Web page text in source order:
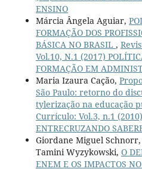
ENSINO
Márcia Ângela Aguiar,
FORMAÇÃO DOS
BÁSICA NO BRASIL ,
Vol.10, N.1 (2017)
FORMAÇÃO EM
Maria Izaura Cação,
São Paulo: retorno do
tylerização na educação
Currículo: Vol.3, n.1 (2010)
ENTRECRUZANDO
Giordane Miguel
Tamini Wyzykowski, O
ENEM E OS IMPACTOS